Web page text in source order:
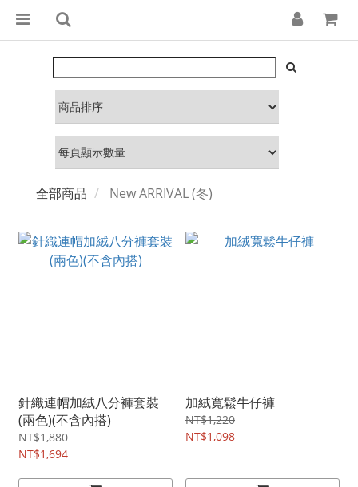
全部商品 New ARRIVAL (冬)
針織連帽加絨八分褲套裝
(兩色)(不含內搭)
NT$1,880
NT$1,694
加絨寬鬆牛仔褲
NT$1,220
NT$1,098